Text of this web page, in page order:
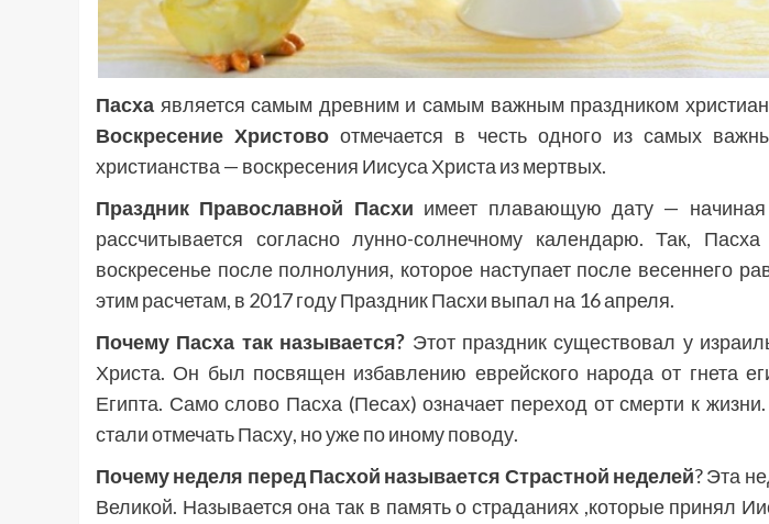
Пасха является самым древним и самым важным праздником
Воскресение Христово отмечается в честь одного из самых
христианства — воскресения Иисуса Христа из мертвых.
Праздник Православной Пасхи имеет плавающую дату —
рассчитывается согласно лунно-солнечному календарю. Так,
воскресенье после полнолуния, которое наступает после весеннего
этим расчетам, в 2017 году Праздник Пасхи выпал на 16 апреля.
Почему Пасха так называется? Этот праздник существовал у
Христа. Он был посвящен избавлению еврейского народа от гнета
Египта. Само слово Пасха (Песах) означает переход от смерти к
стали отмечать Пасху, но уже по иному поводу.
Почему неделя перед Пасхой называется Страстной неделей? Эта
Великой. Называется она так в память о страданиях ,которые принял
Фильмы
который
за